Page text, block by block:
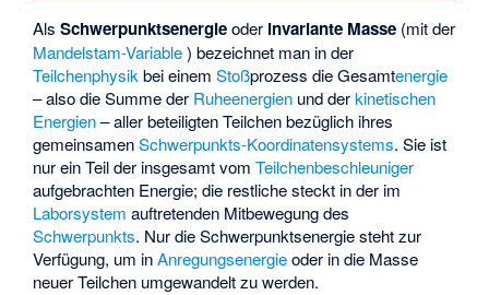
AlsSchwerpunktsenergieoder invariante Masse (mit der
Mandelstam-Variable ) bezeichnet man in der
Teilchenphysikbei einemStoßprozess die Gesamtenergie
– also die Summe der Ruheenergien und derkinetischen
Energien– aller beteiligten Teilchen bezüglich ihres
gemeinsamenSchwerpunkts-Koordinatensystems. Sie ist
nur ein Teil der insgesamt vomTeilchenbeschleuniger
aufgebrachten Energie; die restliche steckt in der im
Laborsystem auftretenden Mitbewegung des
Schwerpunkts. Nur die Schwerpunktsenergie steht zur
Verfügung, um inAnregungsenergieoder in die Masse
neuer Teilchen umgewandelt zu werden.